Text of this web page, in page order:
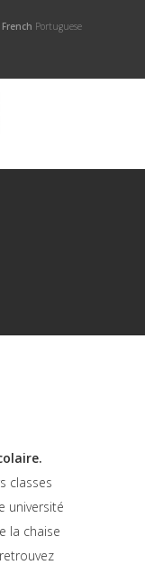
French Portuguese
classes
université
la chaise